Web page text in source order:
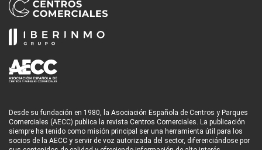
Desde su fundación en 1980, la Asociación Española de Centros y Parques
Comerciales (AECC) publica la revista Centros Comerciales. La publicación
siempre ha tenido como misión principal ser una herramienta útil para los
socios de la AECC y servir de voz autorizada del sector, diferenciándose por